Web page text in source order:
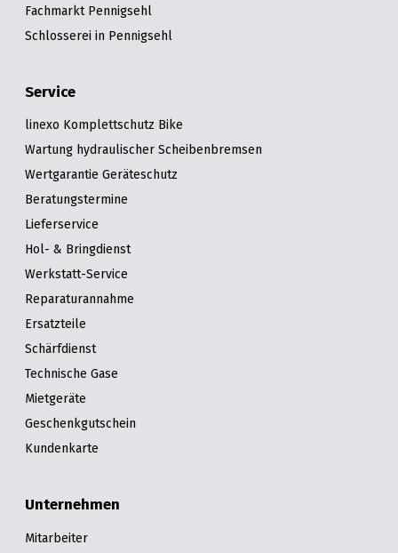
Fachmarkt Pennigsehl
Schlosserei in Pennigsehl
Service
linexo Komplettschutz Bike
Wartung hydraulischer Scheibenbremsen
Wertgarantie Geräteschutz
Beratungstermine
Lieferservice
Hol- & Bringdienst
Werkstatt-Service
Reparaturannahme
Ersatzteile
Schärfdienst
Technische Gase
Mietgeräte
Geschenkgutschein
Kundenkarte
Unternehmen
Mitarbeiter